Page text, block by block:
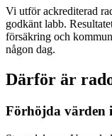
Vi utför ackrediterad
godkänt labb.
försäkring och
någon dag.
Därför är
Förhöjda värden